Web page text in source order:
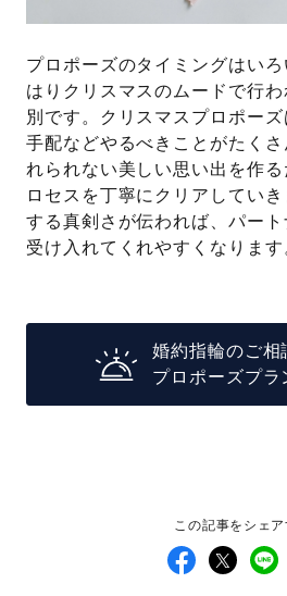
プロポーズのタイミングはい
はりクリスマスのムードで行
別です。クリスマスプロポー
手配などやるべきことがたく
れられない美しい思い出を作
ロセスを丁寧にクリアしてい
する真剣さが伝われば、パー
受け入れてくれやすくなります
婚約指輪のご相
プロポーズプラ
この記事をシェア